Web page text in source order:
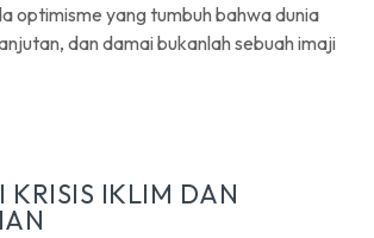
optimisme yang tumbuh bahwa dunia
dan damai bukanlah sebuah imaji
KRISIS IKLIM DAN